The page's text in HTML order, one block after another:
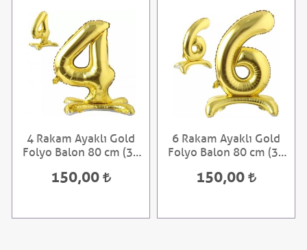
4 Rakam Ayaklı Gold
Folyo Balon 80 cm (32
150,00
6 Rakam Ayaklı Gold
Folyo Balon 80 cm (32
150,00